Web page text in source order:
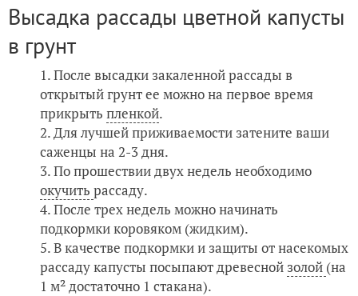
Высадка рассады цветной капусты
в грунт
После высадки закаленной рассады в
открытый грунт ее можно на первое время
прикрыть пленкой.
Для лучшей приживаемости затените ваши
саженцы на 2-3 дня.
По прошествии двух недель необходимо
окучить рассаду.
После трех недель можно начинать
подкормки коровяком (жидким).
В качестве подкормки и защиты от насекомых
рассаду капусты посыпают древесной золой (на
1 м² достаточно 1 стакана).